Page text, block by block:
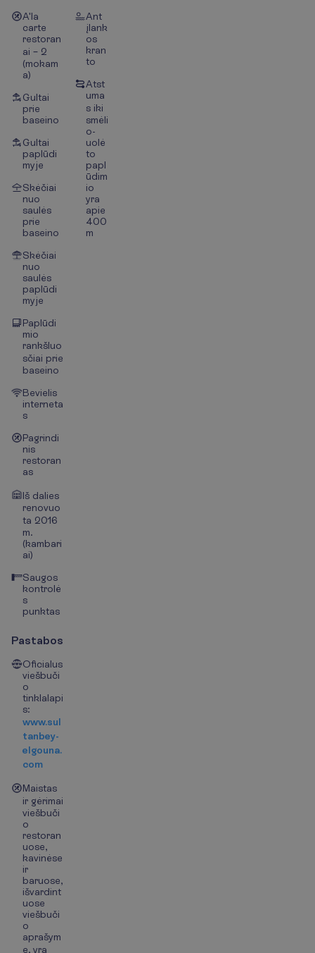
A'la
carte
restoran
ai – 2
(mokam
a)
Gultai
prie
baseino
Gultai
paplūdi
myje
Skėčiai
nuo
saulės
prie
baseino
Skėčiai
nuo
saulės
paplūdi
myje
Paplūdi
mio
rankšluo
sčiai prie
baseino
Bevielis
interneta
s
Pagrindi
nis
restoran
as
Iš dalies
renovuo
ta 2016
m.
(kambari
ai)
Saugos
kontrolė
s
punktas
Ant
įlank
os
kran
to
Atst
uma
s iki
smėli
o-
uolė
to
papl
ūdim
io
yra
apie
400
m
Pastabos
Oficialus
viešbuči
o
tinklalapi
s:
www.sul
tanbey-
elgouna.
com
Maistas
ir gėrimai
viešbuči
o
restoran
uose,
kavinėse
ir
baruose,
išvardint
uose
viešbuči
o
aprašym
e, yra